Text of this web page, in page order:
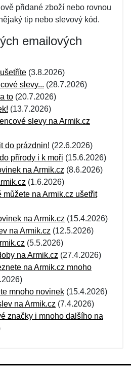
přidané zboží nebo rovnou
tip nebo slevový kód.
emailových
(3.8.2026)
slevy... (28.7.2026)
to (20.7.2026)
(13.7.2026)
slevy na Armik.cz
do prázdnin! (22.6.2026)
přírody i k moři (15.6.2026)
na Armik.cz (8.6.2026)
(1.6.2026)
můžete na Armik.cz ušetřit
na Armik.cz (15.4.2026)
na Armik.cz (12.5.2026)
(5.5.2026)
na Armik.cz (27.4.2026)
na Armik.cz mnoho
mnoho novinek (15.4.2026)
na Armik.cz (7.4.2026)
značky i mnoho dalšího na